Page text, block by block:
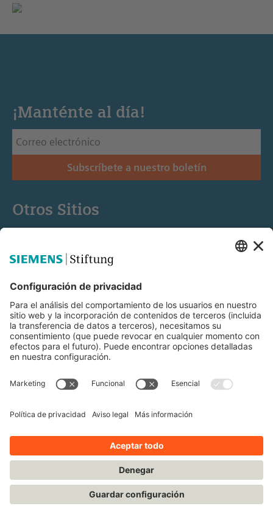
¡Manténte al día!
Subscríbete a nuestro boletín
Otros Sitios
Educación STEM
Mediaportal
Condiciones de uso